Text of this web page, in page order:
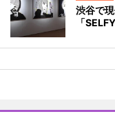
渋谷で
「